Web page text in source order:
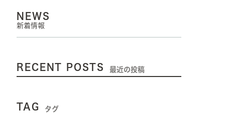
NEWS
新着情報
RECENT POSTS 最近の投稿
TAG タグ